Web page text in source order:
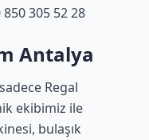
305 52 28
Antalya
Regal
ekibimiz ile
bulaşık